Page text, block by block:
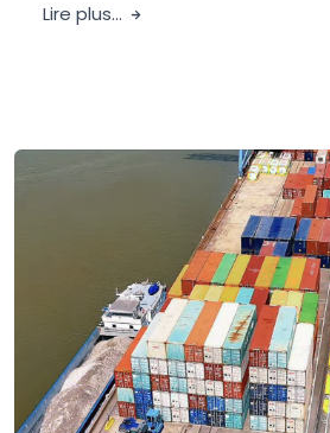
Lire plus...